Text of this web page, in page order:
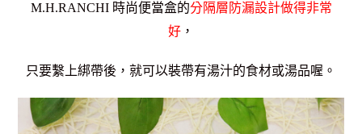
M.H.RANCHI 時尚便當盒的分隔層防漏設計做得非常
好 ，
只要繫上綁帶後，就可以裝帶有湯汁的食材或湯品喔。